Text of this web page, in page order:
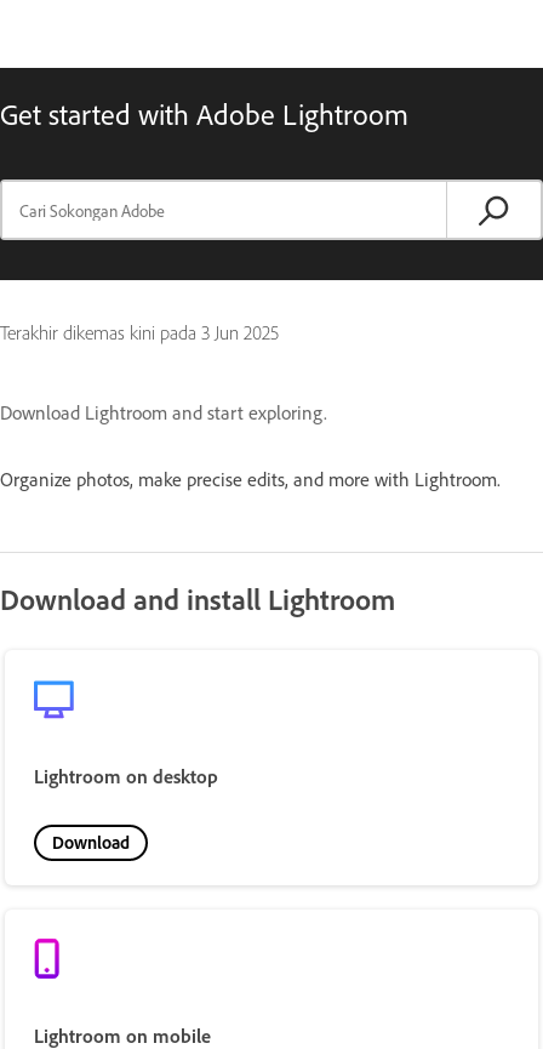
Get started with Adobe Lightroom
Terakhir dikemas kini pada 3 Jun 2025
Download Lightroom and start exploring.
Organize photos, make precise edits, and more with Lightroom.
Download and install Lightroom
Lightroom on desktop
Download
Lightroom on mobile